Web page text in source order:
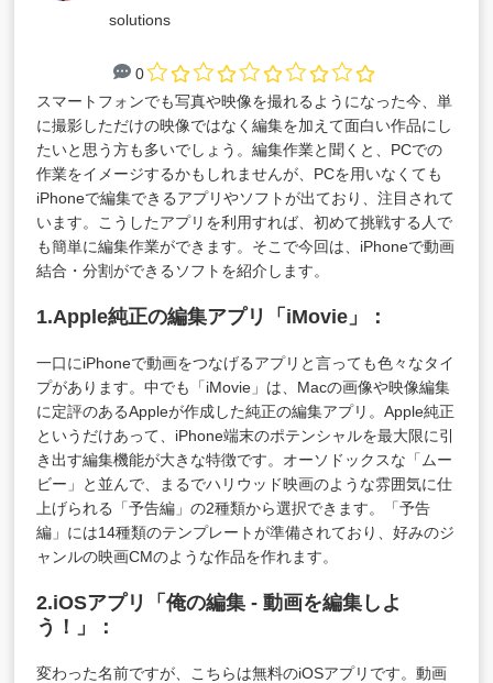
solutions
0
スマートフォンでも写真や映像を撮れるようになった今、単
に撮影しただけの映像ではなく編集を加えて面白い作品にし
たいと思う方も多いでしょう。編集作業と聞くと、PCでの
作業をイメージするかもしれませんが、PCを用いなくても
iPhoneで編集できるアプリやソフトが出ており、注目されて
います。こうしたアプリを利用すれば、初めて挑戦する人で
も簡単に編集作業ができます。そこで今回は、iPhoneで動画
結合・分割ができるソフトを紹介します。
1.Apple純正の編集アプリ「iMovie」：
一口にiPhoneで動画をつなげるアプリと言っても色々なタイ
プがあります。中でも「iMovie」は、Macの画像や映像編集
に定評のあるAppleが作成した純正の編集アプリ。Apple純正
というだけあって、iPhone端末のポテンシャルを最大限に引
き出す編集機能が大きな特徴です。オーソドックスな「ムー
ビー」と並んで、まるでハリウッド映画のような雰囲気に仕
上げられる「予告編」の2種類から選択できます。「予告
編」には14種類のテンプレートが準備されており、好みのジ
ャンルの映画CMのような作品を作れます。
2.iOSアプリ「俺の編集 - 動画を編集しよ
う！」：
変わった名前ですが、こちらは無料のiOSアプリです。動画